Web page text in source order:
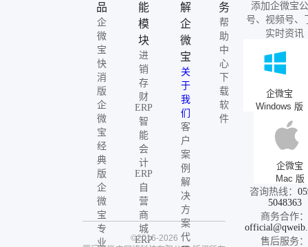
品
企
微
宝
快
消
版
企
微
宝
经
典
版
企
微
宝
专
业
能
模
块
进
销
存
财
ERP
智
能
会
计
ERP
自
营
商
城
ERP
解
企
微
宝
关
于
我
们
客
户
案
例
解
决
方
案
代
务
帮
助
中
心
下
载
软
件
添加企微宝
号、视频号、
实时资讯
企微宝
Windows 版
企微宝
Mac 版
咨询热线：
5048363
商务合作：
售后服务：
©2016-2026